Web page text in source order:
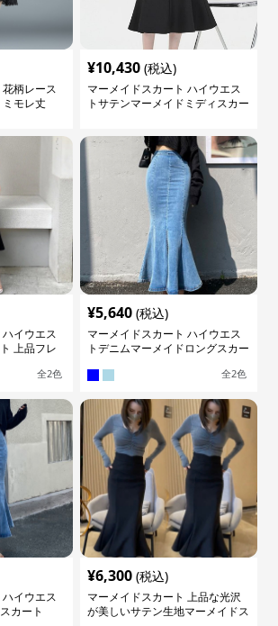
柄レース
モレ丈
¥10,430 (税込)
マーメイドスカート ハイウエス
トサテンマーメイドミディスカー
イウエス
上品フレ
全2色
¥5,640 (税込)
マーメイドスカート ハイウエス
トデニムマーメイドロングスカー
全2色
イウエス
カート
¥6,300 (税込)
マーメイドスカート 上品な光沢
が美しいサテン生地マーメイドス